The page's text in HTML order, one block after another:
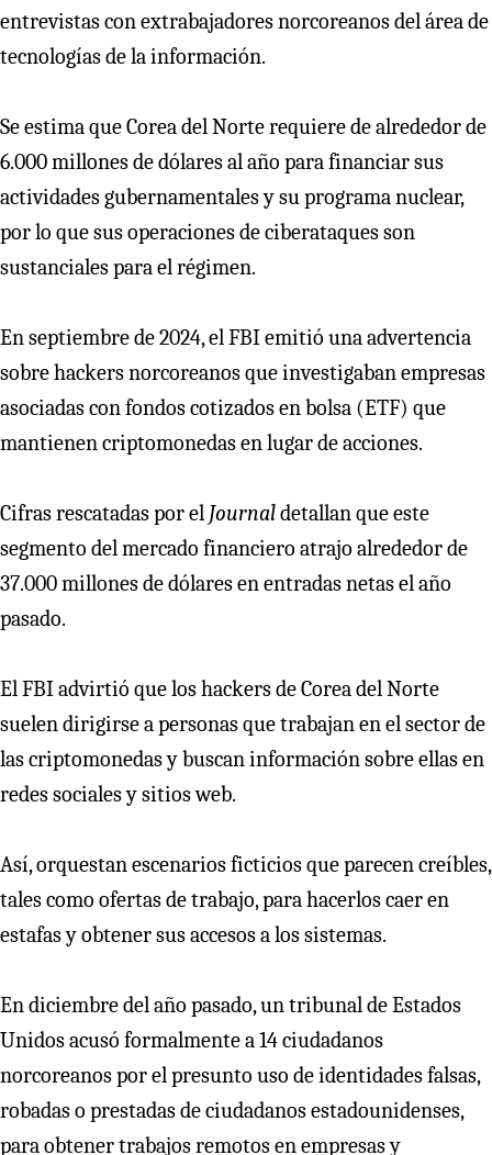
entrevistas con extrabajadores norcoreanos del área de
tecnologías de la información.
Se estima que Corea del Norte requiere de alrededor de
6.000 millones de dólares al año para financiar sus
actividades gubernamentales y su programa nuclear,
por lo que sus operaciones de ciberataques son
sustanciales para el régimen.
En septiembre de 2024, el FBI emitió una advertencia
sobre hackers norcoreanos que investigaban empresas
asociadas con fondos cotizados en bolsa (ETF) que
mantienen criptomonedas en lugar de acciones.
Cifras rescatadas por el Journaldetallan que este
segmento del mercado financiero atrajo alrededor de
37.000 millones de dólares en entradas netas el año
pasado.
El FBI advirtió que los hackers de Corea del Norte
suelen dirigirse a personas que trabajan en el sector de
las criptomonedas y buscan información sobre ellas en
redes sociales y sitios web.
Así, orquestan escenarios ficticios que parecen creíbles,
tales como ofertas de trabajo, para hacerlos caer en
estafas y obtener sus accesos a los sistemas.
En diciembre del año pasado, un tribunal de Estados
Unidos acusó formalmente a 14 ciudadanos
norcoreanos por el presunto uso de identidades falsas,
robadas o prestadas de ciudadanos estadounidenses,
para obtener trabajos remotos en empresas y